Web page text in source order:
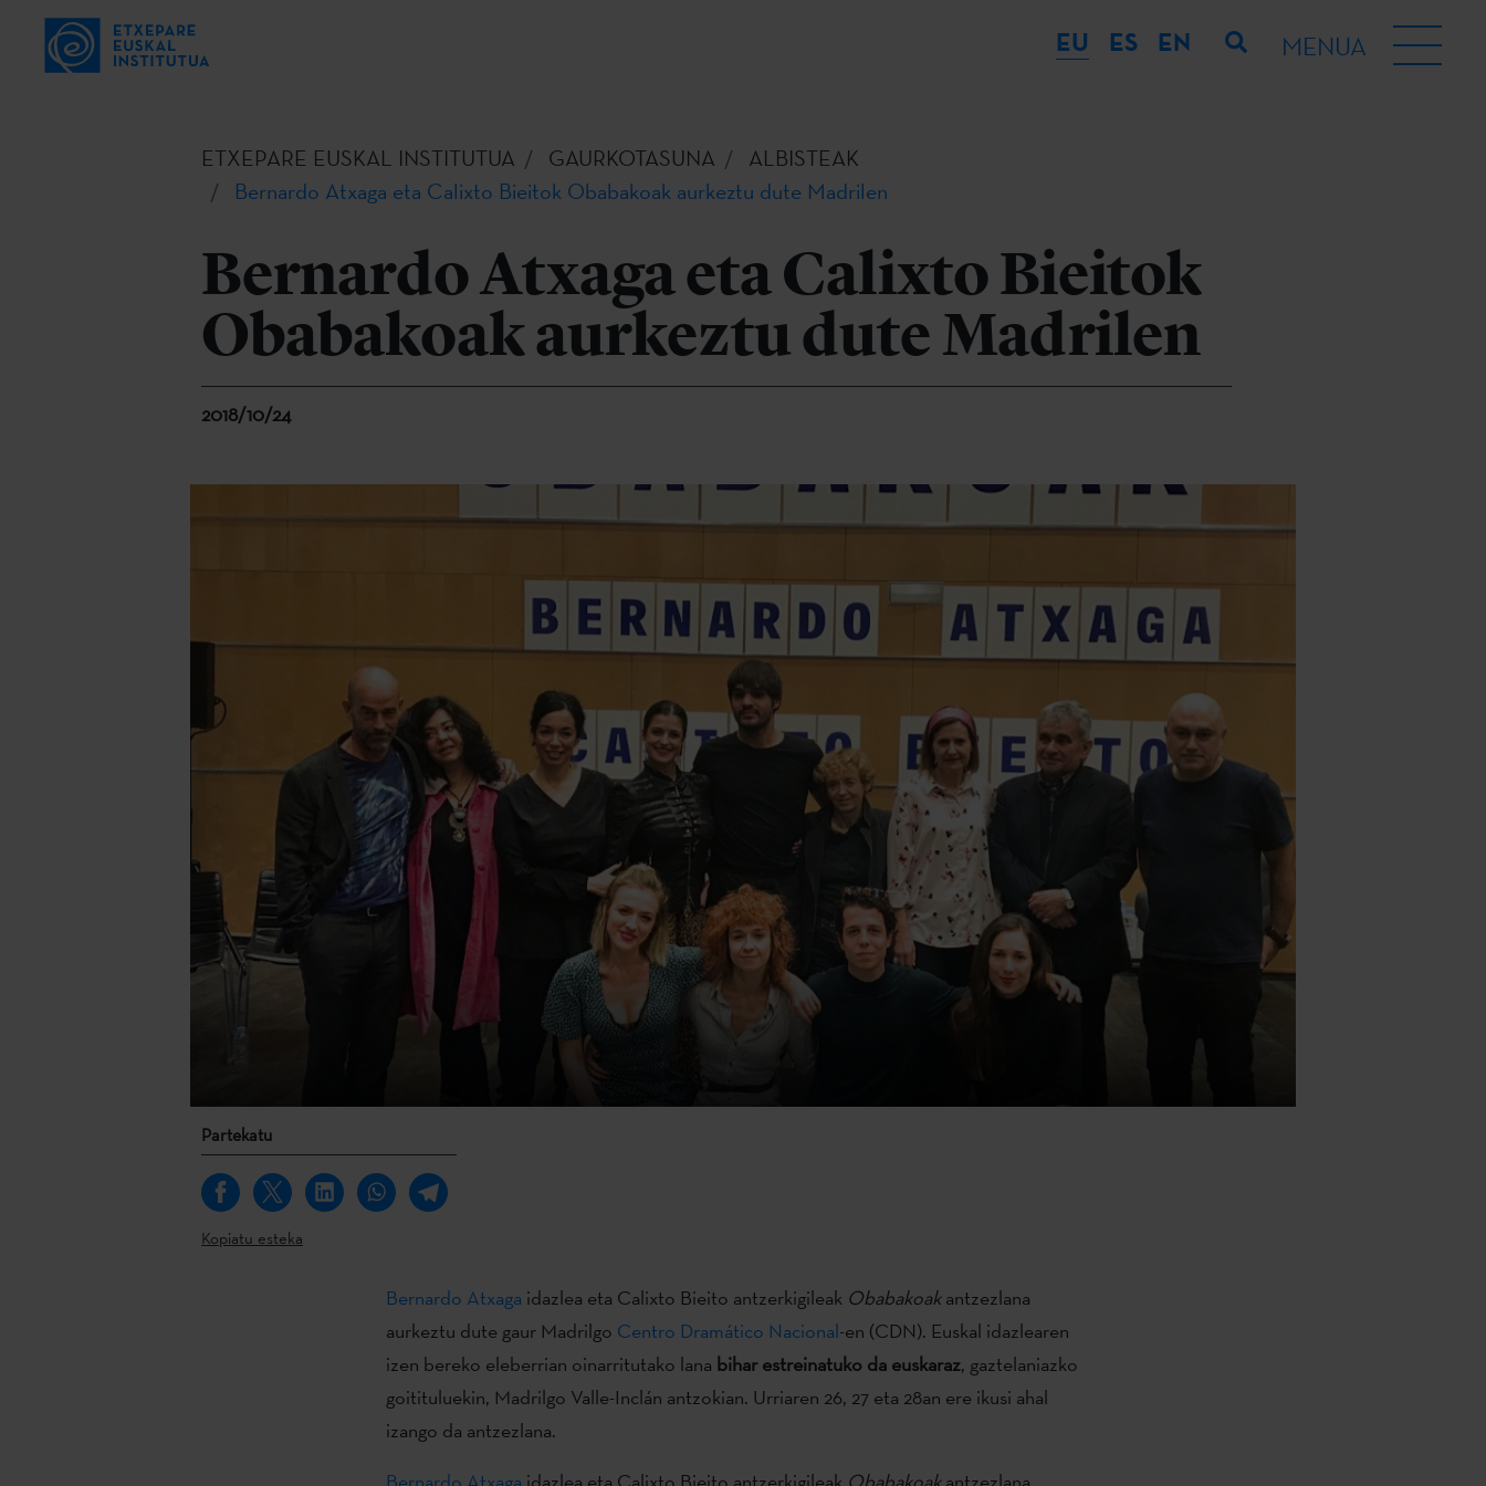
EU ES EN MENUA
ETXEPARE EUSKAL INSTITUTUA GAURKOTASUNA
ALBISTEAK
Bernardo Atxaga eta Calixto Bieitok Obabakoak aurkeztu dute Madrilen
Bernardo Atxaga eta Calixto Bieitok
Obabakoak aurkeztu dute Madrilen
2018/10/24
Partekatu
Kopiatu esteka
Bernardo Atxaga idazlea eta Calixto Bieito antzerkigileak Obabakoakantzezlana
aurkeztu dute gaur Madrilgo Centro Dramático Nacional-en (CDN). Euskal idazlearen
izen bereko eleberrian oinarritutako lana bihar estreinatuko da euskaraz, gaztelaniazko
goitituluekin, Madrilgo Valle-Inclán antzokian. Urriaren 26, 27 eta 28an ere ikusi ahal
izango da antzezlana.
Bernardo Atxaga idazlea eta Calixto Bieito antzerkigileak Obabakoakantzezlana